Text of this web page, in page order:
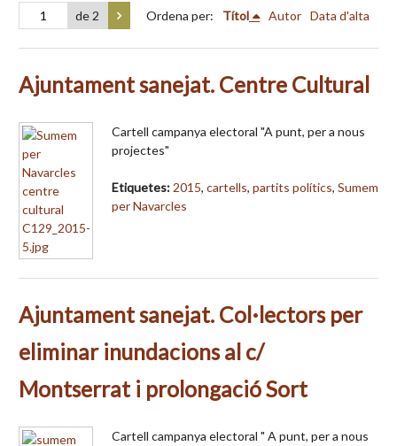
de 2 Ordena per: Títol Autor Data d'alta
Ajuntament sanejat. Centre Cultural
Cartell campanya electoral "A punt, per a nous
projectes"
Etiquetes: 2015, cartells, partits polítics, Sumem
per Navarcles
Ajuntament sanejat. Col·lectors per
eliminar inundacions al c/
Montserrat i prolongació Sort
Cartell campanya electoral " A punt, per a nous